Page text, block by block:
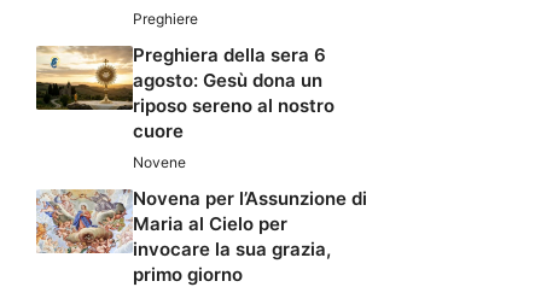
Preghiere
Preghiera della sera 6
agosto: Gesù dona un
riposo sereno al nostro
cuore
Novene
Novena per l’Assunzione di
Maria al Cielo per
invocare la sua grazia,
primo giorno